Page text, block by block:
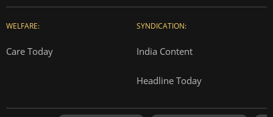
WELFARE:
Care Today
SYNDICATION:
India Content
Headline Today